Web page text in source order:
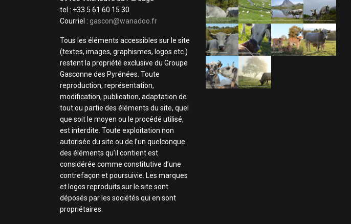
tel : +33 5 61 60 15 30
Courriel : gascon@wanadoo.fr
Tous les éléments accessibles sur le site
(textes, images, graphismes, logos etc.)
restent la propriété exclusive du Groupe
Gasconne des Pyrénées. Toute
reproduction, représentation,
modification, publication, adaptation de
tout ou partie des éléments du site, quel
que soit le moyen ou le procédé utilisé,
est interdite. Toute exploitation non
autorisée du site ou de l’un quelconque
des éléments qu’il contient est
considérée comme constitutive d’une
contrefaçon et poursuivie. Les marques
et logos reproduits sur le site sont
déposés par les sociétés qui en sont
propriétaires.